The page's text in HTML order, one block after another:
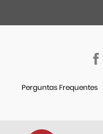
Perguntas Frequentes